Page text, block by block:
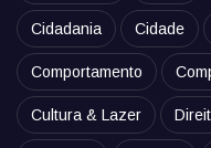
Cidadania Cidade
Comportamento
Cultura & Lazer